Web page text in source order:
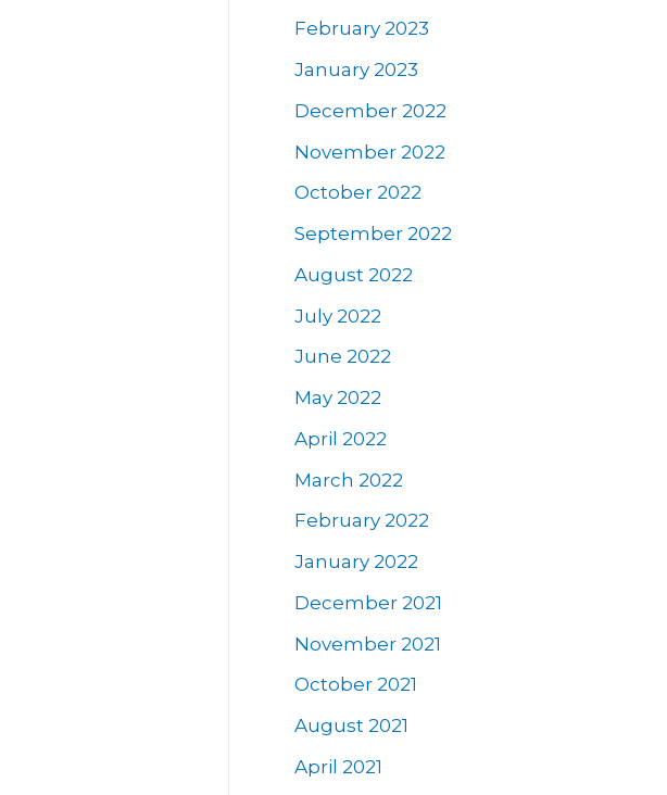
February 2023
January 2023
December 2022
November 2022
October 2022
September 2022
August 2022
July 2022
June 2022
May 2022
April 2022
March 2022
February 2022
January 2022
December 2021
November 2021
October 2021
August 2021
April 2021